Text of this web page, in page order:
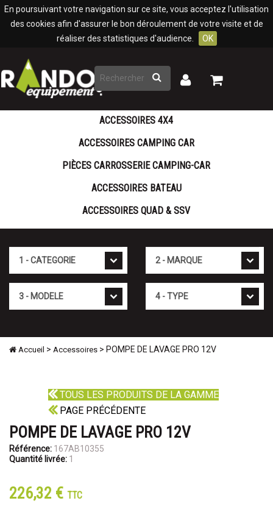
En poursuivant votre navigation sur ce site, vous acceptez l'utilisation
des cookies afin d'assurer le bon déroulement de votre visite et de
réaliser des statistiques d'audience.
OK
Rechercher
Mon
Mon
ACCESSOIRES 4X4
ACCESSOIRES CAMPING CAR
PIÈCES CARROSSERIE CAMPING-CAR
ACCESSOIRES BATEAU
ACCESSOIRES QUAD & SSV
Accueil > Accessoires > POMPE DE LAVAGE PRO 12V
TOUS LES PRODUITS DE LA GAMME
PAGE PRÉCÉDENTE
POMPE DE LAVAGE PRO 12V
Référence: 167AB10355
Quantité livrée: 1
226,32 € TTC
Panneau de gestion des cookies